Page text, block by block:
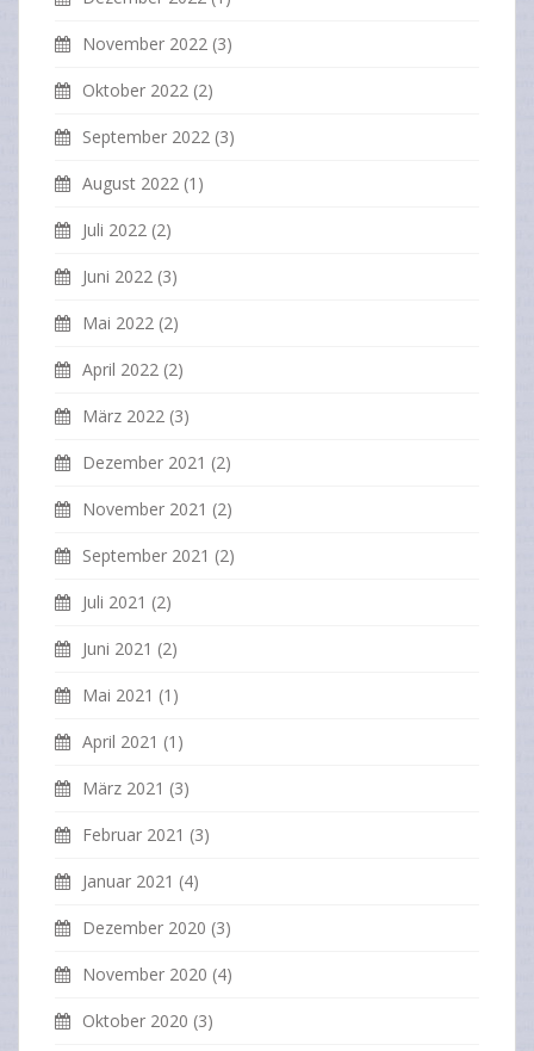
November 2022 (3)
Oktober 2022 (2)
September 2022 (3)
August 2022 (1)
Juli 2022 (2)
Juni 2022 (3)
Mai 2022 (2)
April 2022 (2)
März 2022 (3)
Dezember 2021 (2)
November 2021 (2)
September 2021 (2)
Juli 2021 (2)
Juni 2021 (2)
Mai 2021 (1)
April 2021 (1)
März 2021 (3)
Februar 2021 (3)
Januar 2021 (4)
Dezember 2020 (3)
November 2020 (4)
Oktober 2020 (3)